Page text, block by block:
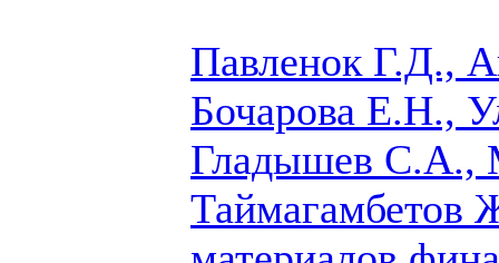
Павленок Г.Д.,
Бочарова Е.Н.,
Гладышев С.А.,
Таймагамбетов